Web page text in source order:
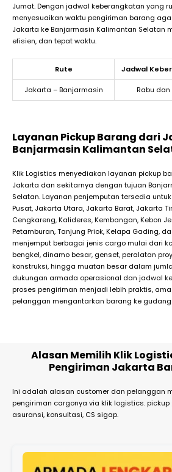
Jumat. Dengan jadwal keberangkatan yang
menyesuaikan waktu pengiriman barang
Jakarta ke Banjarmasin Kalimantan Selatan
efisien, dan tepat waktu.
Rute Jadwal
Jakarta – Banjarmasin Rabu
Layanan Pickup Barang dari
Banjarmasin Kalimantan
Klik Logistics menyediakan layanan pickup
Jakarta dan sekitarnya dengan tujuan
Selatan. Layanan penjemputan tersedia
Pusat, Jakarta Utara, Jakarta Barat, Jakarta
Cengkareng, Kalideres, Kembangan, Kebon
Petamburan, Tanjung Priok, Kelapa Gading,
menjemput berbagai jenis cargo mulai dari
bengkel, dinamo besar, genset, peralatan
konstruksi, hingga muatan besar dalam
dukungan armada operasional dan jadwal
proses pengiriman menjadi lebih praktis,
pelanggan mengantarkan barang ke gudang
Alasan Memilih Klik
Pengiriman Jakarta
Ini adalah alasan customer dan pelanggan
pengiriman cargonya via klik logistics.
asuransi, konsultasi, CS sigap.